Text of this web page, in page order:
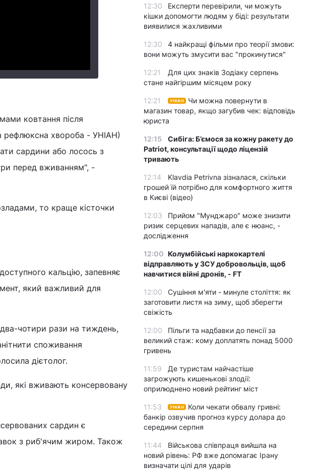
ковтання після
рефлюксна хвороба - УНІАН)
сардини або лосось з
перед вживанням", -
то краще кісточки
кальцію, запевняє
який важливий для
чотири рази на тиждень,
споживання
дієтолог.
які вживають консервовану
сардин є
з риб'ячим жиром. Також
12:30
Експерти перевірили, чи можуть
кішки допомогти людям у біді: результати
виявилися жахливими
12:30
4 найкращі фільми про теорії змови:
вони можуть змусити вас "прокинутися"
12:21
Для цих знаків Зодіаку серпень
стане найгіршим місяцем року
12:21 УНІАН
Чи можна повернути в
магазин товар, якщо загубив чек: відповідь
юриста
12:15
Сибіга: Б’ємося за кожну ракету до
Patriot, консультації щодо ліцензій
тривають
12:14
Klavdia Petrivna зізналася, скільки
грошей їй потрібно для комфортного життя
в Києві (відео)
12:03
Прийом "Мунджаро" може знизити
ризик серцевих нападів, але є нюанс, -
дослідження
12:00 Колумбійські наркокартелі
відправляють у ЗСУ добровольців, щоб
навчитися війні дронів, - FT
12:00
Сушіння м'яти - минуле століття: як
заготовити листя на зиму, щоб зберегти
свіжість
12:00
Пільги та надбавки до пенсії за
великий стаж: кому доплатять понад 5000
гривень
11:59
Де туристам найчастіше
загрожують кишенькові злодії:
оприлюднено новий рейтинг міст
11:53 УНІАН
Коли чекати обвалу гривні:
банкір озвучив прогноз курсу долара до
середини серпня
11:44
Військова співпраця вийшла на
новий рівень: РФ вже допомагає Ірану
визначати цілі для ударів